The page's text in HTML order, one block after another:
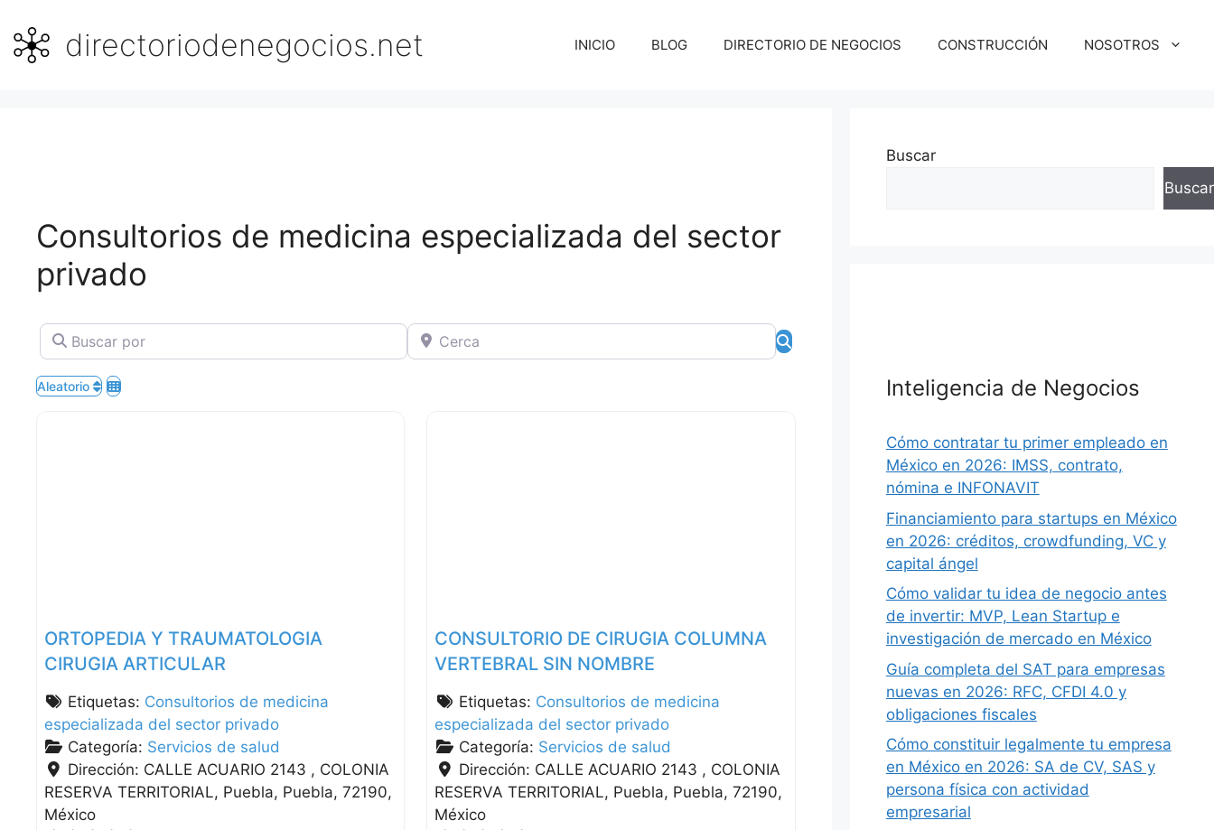
contenidodirectoriodenegocios.net INICIO BLOG DIRECTORIO DE NEGOCIOS CONSTRUCCIÓN NOSOTROS
Consultorios de medicina especializada del sector
privado
Buscar por Cerca Búsqueda
Aleatorio
ORTOPEDIA Y TRAUMATOLOGIA
CIRUGIA ARTICULAR
Etiquetas: Consultorios de medicina
especializada del sector privado
Categoría: Servicios de salud
Dirección: CALLE ACUARIO 2143 , COLONIA
RESERVA TERRITORIAL Puebla Puebla 72190
México
CONSULTORIO DE CIRUGIA COLUMNA
VERTEBRAL SIN NOMBRE
Etiquetas: Consultorios de medicina
especializada del sector privado
Categoría: Servicios de salud
Dirección: CALLE ACUARIO 2143 , COLONIA
RESERVA TERRITORIAL Puebla Puebla 72190
México
Buscar
Buscar
Inteligencia de Negocios
Cómo contratar tu primer empleado en
México en 2026: IMSS, contrato,
nómina e INFONAVIT
Financiamiento para startups en México
en 2026: créditos, crowdfunding, VC y
capital ángel
Cómo validar tu idea de negocio antes
de invertir: MVP, Lean Startup e
investigación de mercado en México
Guía completa del SAT para empresas
nuevas en 2026: RFC, CFDI 4.0 y
obligaciones fiscales
Cómo constituir legalmente tu empresa
en México en 2026: SA de CV, SAS y
persona física con actividad
empresarial